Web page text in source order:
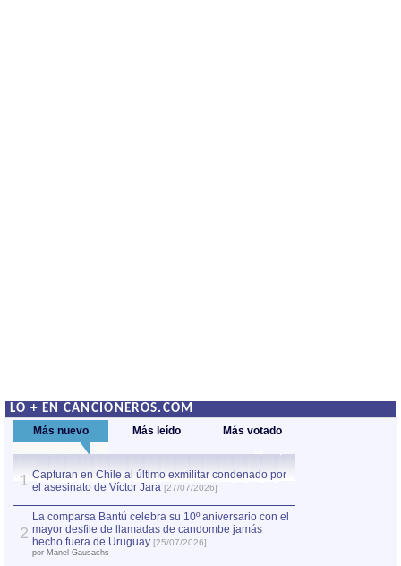
LO + EN CANCIONEROS.COM
Más nuevo Más leído Más votado
1 Capturan en Chile al último exmilitar condenado por
el asesinato de Víctor Jara [27/07/2026]
2
La comparsa Bantú celebra su 10º aniversario con el
mayor desfile de llamadas de candombe jamás
hecho fuera de Uruguay [25/07/2026]
por Manel Gausachs